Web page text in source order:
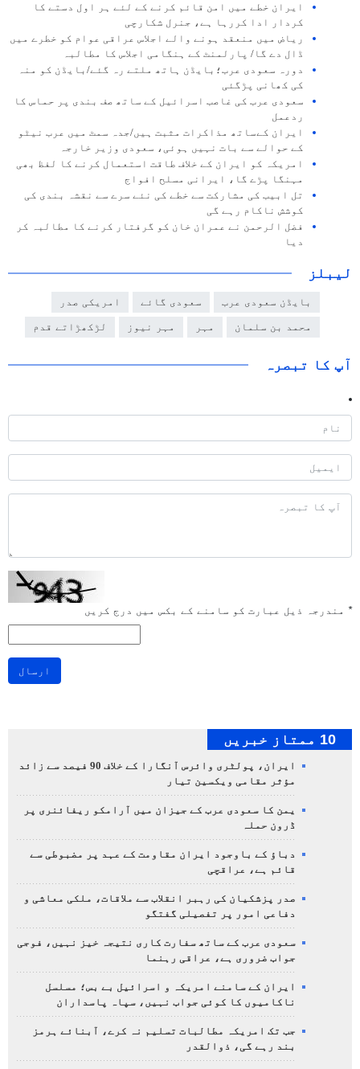
ایران خطے میں امن قائم کرنے کے لئے ہر اول دستے کا
کردار ادا کررہا ہے، جنرل شکارچی
ریاض میں منعقد ہونے والے اجلاس عراقی عوام کو خطرے میں
ڈال دے گا/ پارلمنٹ کے ہنگامی اجلاس کا مطالبہ
دورہ سعودی عرب؛بایڈن ہاتھ ملتے رہ گئے/بایڈن کو منہ
کی کھانی پڑگئی
سعودی عرب کی غاصب اسرائیل کے ساتھ صف بندی پر حماس کا
ردعمل
ایران کےساتھ مذاکرات مثبت ہیں/جدہ سمٹ میں عرب نیٹو
کے حوالے سے بات نہیں ہوئی، سعودی وزیر خارجہ
امریکہ کو ایران کے خلاف طاقت استعمال کرنے کا لفظ بھی
مہنگا پڑے گا، ایرانی مسلح افواج
تل ابیب کی مشارکت سے خطے کی نئے سرے سے نقشہ بندی کی
کوشش ناکام رہے گی
فضل الرحمن نے عمران خان کو گرفتار کرنے کا مطالبہ کر
دیا
لیبلز
بایڈن سعودی عرب سعودی گائے امریکی صدر
محمد بن سلمان مہر مہر نیوز لڑکھڑاتے قدم
آپ کا تبصرہ
* مندرجہ ذیل عبارت کو سامنے کے بکس میں درج کریں
ارسال
10 ممتاز خبریں
ایران، پولٹری وائرس آنگارا کے خلاف 90 فیصد سے زائد
مؤثر مقامی ویکسین تیار
یمن کا سعودی عرب کے جیزان میں آرامکو ریفائنری پر
ڈرون حملہ
دباؤ کے باوجود ایران مقاومت کے عہد پر مضبوطی سے
قائم ہے، عراقچی
صدر پزشکیان کی رہبر انقلاب سے ملاقات، ملکی معاشی و
دفاعی امور پر تفصیلی گفتگو
سعودی عرب کے ساتھ سفارت کاری نتیجہ خیز نہیں، فوجی
جواب ضروری ہے، عراقی رہنما
ایران کے سامنے امریکہ و اسرائیل بے بس؛ مسلسل
ناکامیوں کا کوئی جواب نہیں، سپاہ پاسداران
جب تک امریکہ مطالبات تسلیم نہ کرے، آبنائے ہرمز
بند رہے گی، ذوالقدر